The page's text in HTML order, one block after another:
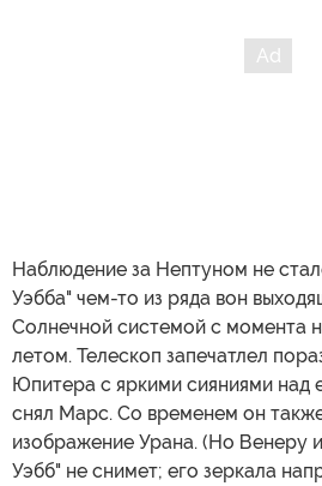
Наблюдение за Нептуном не
Уэбба" чем-то из ряда вон
Солнечной системой с момента
летом. Телескоп запечатлел
Юпитера с яркими сияниями над
снял Марс. Со временем он
изображение Урана. (Но Венеру
Уэбб" не снимет; его зеркала